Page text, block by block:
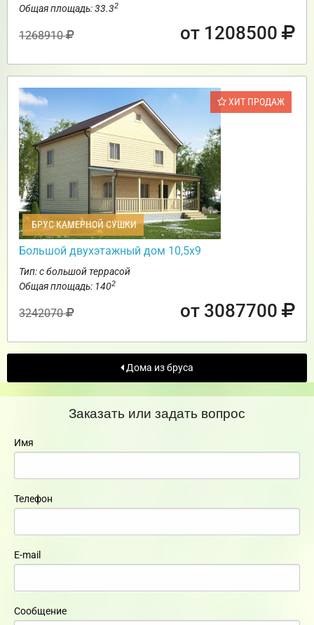
Общая площадь: 33.32
1268910 от 1208500
ХИТ ПРОДАЖ
БРУС КАМЕРНОЙ СУШКИ
Большой двухэтажный дом 10,5х9
Тип: с большой террасой
Общая площадь: 1402
3242070 от 3087700
Дома из бруса
Заказать или задать вопрос
Имя
Телефон
E-mail
Сообщение